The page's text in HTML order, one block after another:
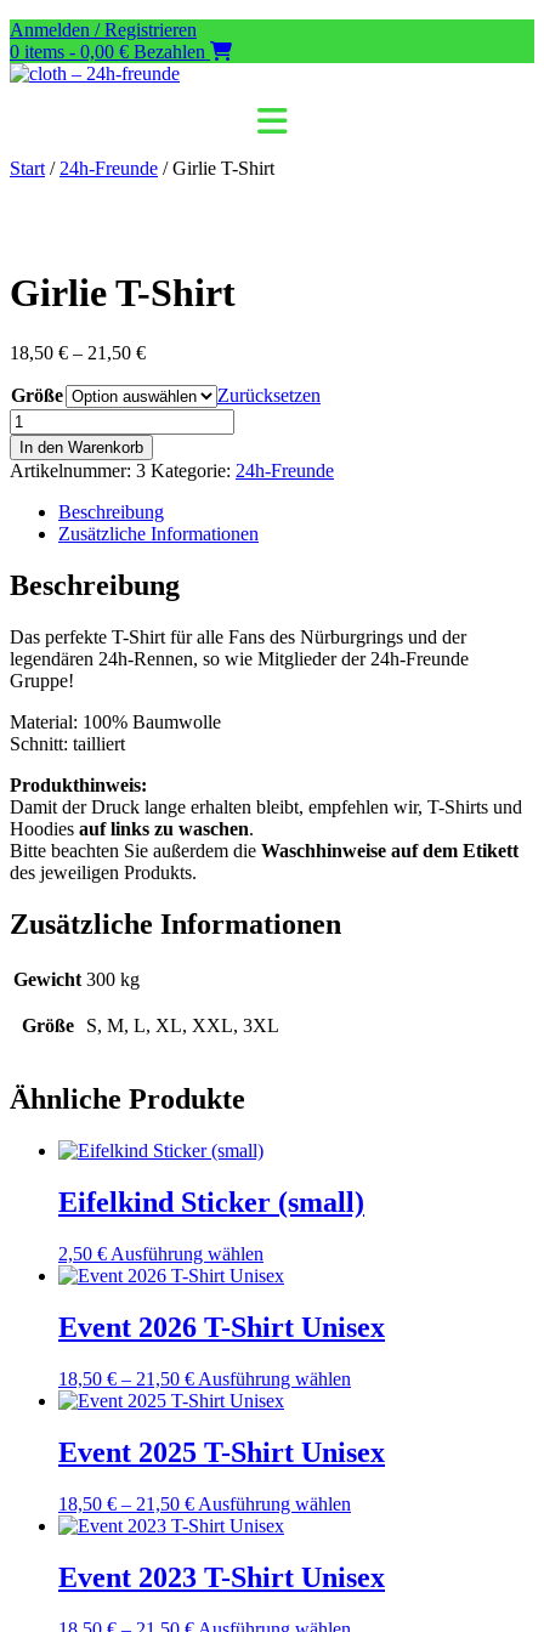
Zum
Inhalt
springen
Anmelden / Registrieren
0 items - 0,00 € Bezahlen
Start / 24h-Freunde / Girlie T-Shirt
Girlie T-Shirt
18,50 € – 21,50 €Preisspanne:
bis
21,50 €
Größe
Zurücksetzen
Girlie
T-
Shirt
Menge
In den Warenkorb
Artikelnummer: 3 Kategorie: 24h-Freunde
Beschreibung
Zusätzliche Informationen
Beschreibung
Das perfekte T-Shirt für alle Fans des Nürburgrings und der
legendären 24h-Rennen, so wie Mitglieder der 24h-Freunde
Gruppe!
Material: 100% Baumwolle
Schnitt: tailliert
Produkthinweis:
Damit der Druck lange erhalten bleibt, empfehlen wir, T-Shirts und
Hoodies auf links zu waschen.
Bitte beachten Sie außerdem die Waschhinweise auf dem Etikett
des jeweiligen Produkts.
Zusätzliche Informationen
Gewicht 300 kg
Größe S, M, L, XL, XXL, 3XL
Ähnliche Produkte
Eifelkind Sticker (small)
2,50 € Ausführung wählen
Produkt
mehrere
Varianten
Die
Optionen
auf
der
Produktseite
gewählt
werden
Event 2026 T-Shirt Unisex
18,50 € – 21,50 €Preisspanne:
18,50 €
21,50 €
Ausführung wählen
Varianten
Die
auf
der
Event 2025 T-Shirt Unisex
18,50 € – 21,50 €Preisspanne:
18,50 €
21,50 €
Ausführung wählen
Varianten
Event 2023 T-Shirt Unisex
Preisspanne: